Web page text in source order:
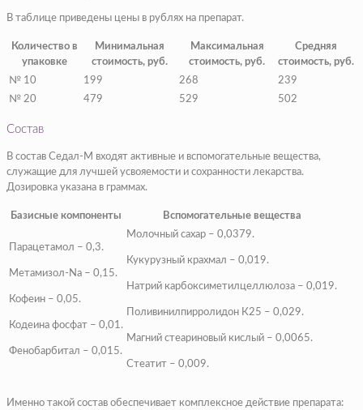
В таблице приведены цены в рублях на препарат.
Количество в
упаковке
Минимальная
стоимость, руб.
Максимальная
стоимость, руб.
Средняя
стоимость, руб.
№ 10
199 268
239
№ 20
479 529 502
Состав
В состав Седал-М входят активные и вспомогательные вещества,
служащие для лучшей усвояемости и сохранности лекарства.
Дозировка указана в граммах.
Базисные компоненты Вспомогательные вещества
Парацетамол – 0,3.
Метамизол-Na – 0,15.
Кофеин – 0,05.
Кодеина фосфат – 0,01.
Фенобарбитал – 0,015.
Молочный сахар – 0,0379.
Кукурузный крахмал – 0,019.
Натрий карбоксиметилцеллюлоза – 0,019.
Поливинилпирролидон К25 – 0,029.
Магний стеариновый кислый – 0,0065.
Стеатит – 0,009.
Именно такой состав обеспечивает комплексное действие препарата: